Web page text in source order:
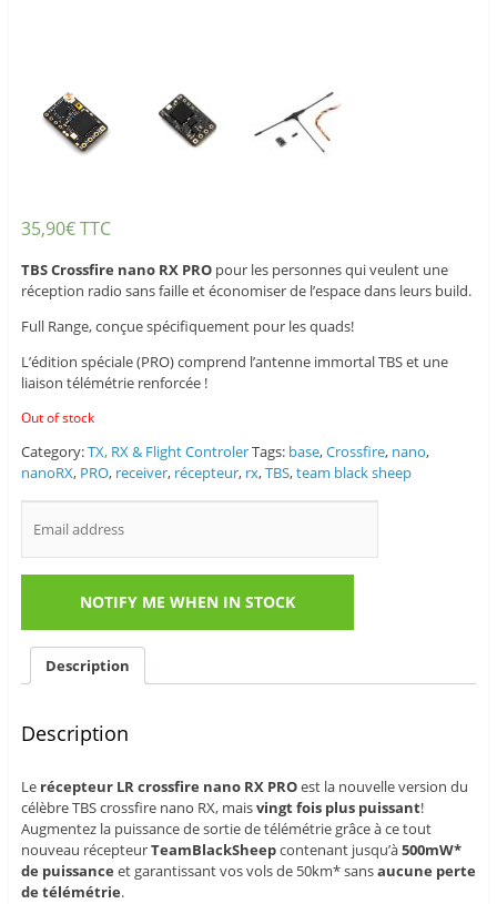
35,90€TTC
TBS Crossfire nano RX PROpour les personnes qui veulent une
réception radio sans faille et économiser de l’espace dans leurs build.
Full Range, conçue spécifiquement pour les quads!
L’édition spéciale (PRO) comprend l’antenne immortal TBS et une
liaison télémétrie renforcée !
Out of stock
Category:TX, RX & Flight ControlerTags: base,Crossfire, nano,
nanoRX, PRO, receiver, récepteur, rx,TBS,team black sheep
Description
Description
Le récepteur LR crossfire nano RX PROest la nouvelle version du
célèbre TBS crossfire nano RX, maisvingt fois plus puissant!
Augmentez la puissance de sortie de télémétrie grâce à ce tout
nouveau récepteurTeamBlackSheepcontenant jusqu’à500mW*
de puissance et garantissant vos vols de 50km* sansaucune perte
de télémétrie.